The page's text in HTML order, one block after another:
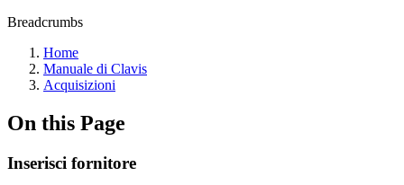
Breadcrumbs
Home
Manuale di Clavis
Acquisizioni
On this Page
Inserisci fornitore